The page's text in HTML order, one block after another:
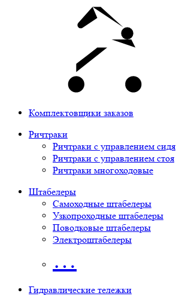
Комплектовщики заказов
Ричтраки
Ричтраки с управлением сидя
Ричтраки с управлением стоя
Ричтраки многоходовые
Штабелеры
Самоходные штабелеры
Узкопроходные штабелеры
Поводковые штабелеры
Электроштабелеры
…
Гидравлические тележки